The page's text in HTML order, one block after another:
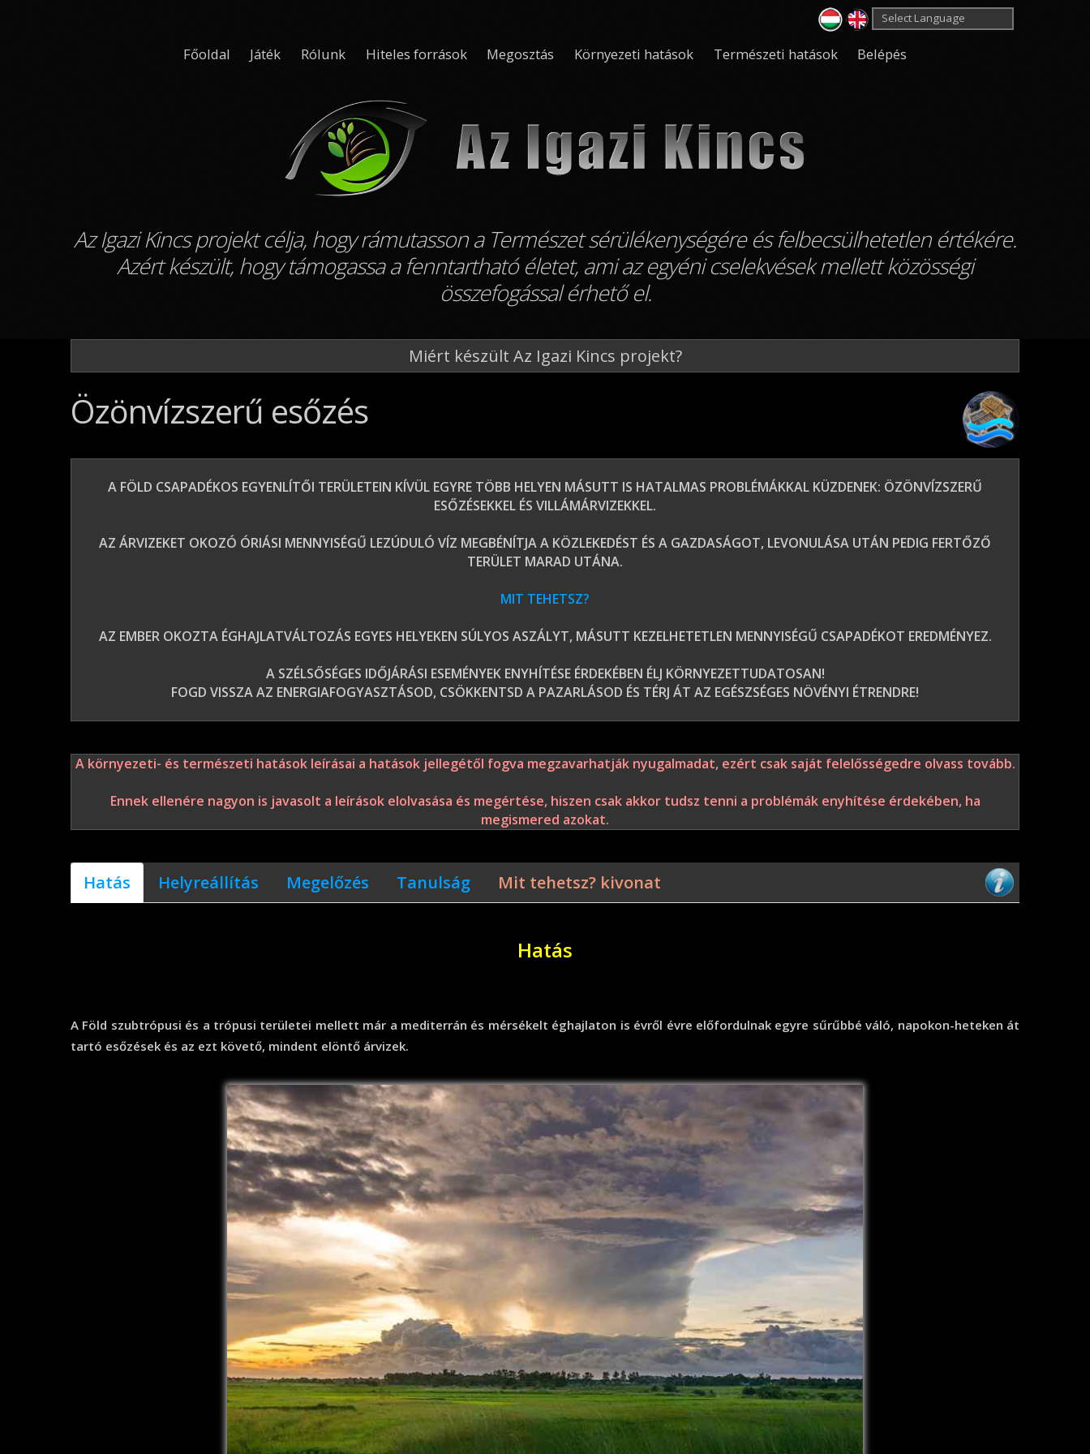
Főoldal Játék Rólunk Hiteles források Megosztás Környezeti hatások Természeti hatások Belépés
Az Igazi Kincs projekt célja, hogy rámutasson a Természet sérülékenységére és felbecsülhetetlen értékére.
Azért készült, hogy támogassa a fenntartható életet, ami az egyéni cselekvések mellett közösségi
összefogással érhető el.
Miért készült Az Igazi Kincs projekt?
Özönvízszerű esőzés
A FÖLD CSAPADÉKOS EGYENLÍTŐI TERÜLETEIN KÍVÜL EGYRE TÖBB HELYEN MÁSUTT IS HATALMAS PROBLÉMÁKKAL KÜZDENEK: ÖZÖNVÍZSZERŰ
ESŐZÉSEKKEL ÉS VILLÁMÁRVIZEKKEL.
AZ ÁRVIZEKET OKOZÓ ÓRIÁSI MENNYISÉGŰ LEZÚDULÓ VÍZ MEGBÉNÍTJA A KÖZLEKEDÉST ÉS A GAZDASÁGOT, LEVONULÁSA UTÁN PEDIG FERTŐZŐ
TERÜLET MARAD UTÁNA.
MIT TEHETSZ?
AZ EMBER OKOZTA ÉGHAJLATVÁLTOZÁS EGYES HELYEKEN SÚLYOS ASZÁLYT, MÁSUTT KEZELHETETLEN MENNYISÉGŰ CSAPADÉKOT EREDMÉNYEZ.
A SZÉLSŐSÉGES IDŐJÁRÁSI ESEMÉNYEK ENYHÍTÉSE ÉRDEKÉBEN ÉLJ KÖRNYEZETTUDATOSAN!
FOGD VISSZA AZ ENERGIAFOGYASZTÁSOD, CSÖKKENTSD A PAZARLÁSOD ÉS TÉRJ ÁT AZ EGÉSZSÉGES NÖVÉNYI ÉTRENDRE!
A környezeti- és természeti hatások leírásai a hatások jellegétől fogva megzavarhatják nyugalmadat, ezért csak saját felelősségedre olvass tovább.
Ennek ellenére nagyon is javasolt a leírások elolvasása és megértése, hiszen csak akkor tudsz tenni a problémák enyhítése érdekében, ha
megismered azokat.
Hatás Helyreállítás Megelőzés Tanulság Mit tehetsz? kivonat
Hatás
A Föld szubtrópusi és a trópusi területei mellett már a mediterrán és mérsékelt éghajlaton is évről évre előfordulnak egyre sűrűbbé váló, napokon-heteken át
tartó esőzések és az ezt követő, mindent elöntő árvizek.